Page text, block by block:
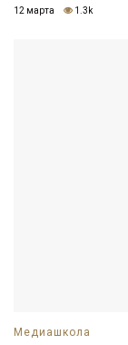
12 марта 1.3k
Медиашкола